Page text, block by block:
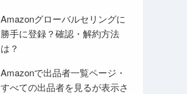
Amazonグローバルセリングに
勝手に登録？確認・解約方法
は？
Amazonで出品者一覧ページ・
すべての出品者を見るが表示さ